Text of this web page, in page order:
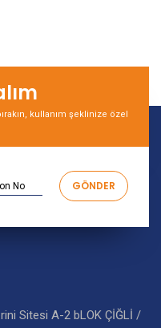
kullanım şeklinize özel
Sitesi A-2 bLOK ÇİĞLİ /